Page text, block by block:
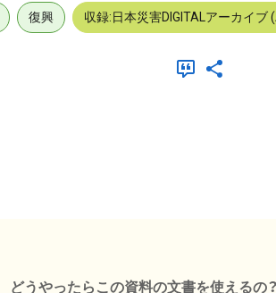
復興 収録:日本災害DIGITALアーカイ
どうやったらこの資料の文書を使えるの？